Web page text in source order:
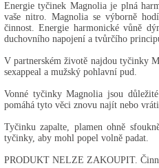
Energie tyčinek Magnolia je plná
vaše nitro. Magnolia se výborně
činnost. Energie harmonické vůně
duchovního napojení a tvůrčího
V partnerském životě najdou tyčinky
sexappeal a mužský pohlavní pud.
Vonné tyčinky Magnolia jsou
pomáhá tyto věci znovu najít nebo
Tyčinku zapalte, plamen ohně
tyčinky, aby mohl popel volně padat.
PRODUKT NELZE ZAKOUPIT.